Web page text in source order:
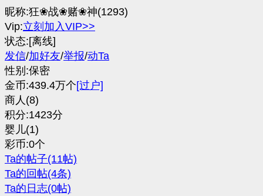
昵称:狂❀战❀赌❀神(1293)
Vip:立刻加入VIP>>
状态:[离线]
发信/加好友/举报/动Ta
性别:保密
金币:439.4万个[过户]
商人(8)
积分:1423分
婴儿(1)
彩币:0个
Ta的帖子(11帖)
Ta的回帖(4条)
Ta的日志(0帖)